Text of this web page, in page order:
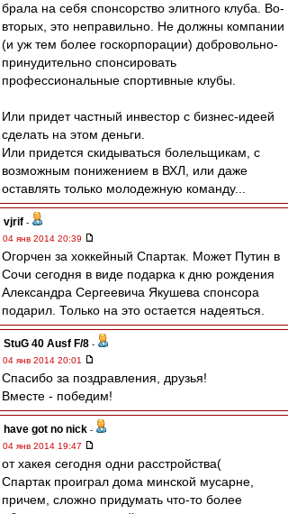
брала на себя спонсорство элитного клуба. Во-
вторых, это неправильно. Не должны компании
(и уж тем более госкорпорации) добровольно-
принудительно спонсировать
профессиональные спортивные клубы.
Или придет частный инвестор с бизнес-идеей
сделать на этом деньги.
Или придется скидываться болельщикам, с
возможным понижением в ВХЛ, или даже
оставлять только молодежную команду...
vjrif -
04 янв 2014 20:39
Огорчен за хоккейный Спартак. Может Путин в
Сочи сегодня в виде подарка к дню рождения
Александра Сергеевича Якушева спонсора
подарил. Только на это остается надеяться.
StuG 40 Ausf F/8 -
04 янв 2014 20:01
Спасибо за поздравления, друзья!
Вместе - победим!
have got no nick -
04 янв 2014 19:47
от хакея сегодня одни расстройства(
Спартак проиграл дома минской мусарне,
причем, сложно придумать что-то более